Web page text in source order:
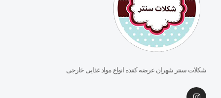
شکلات سنتر شهران عرضه کننده انواع مواد غذایی خارجی